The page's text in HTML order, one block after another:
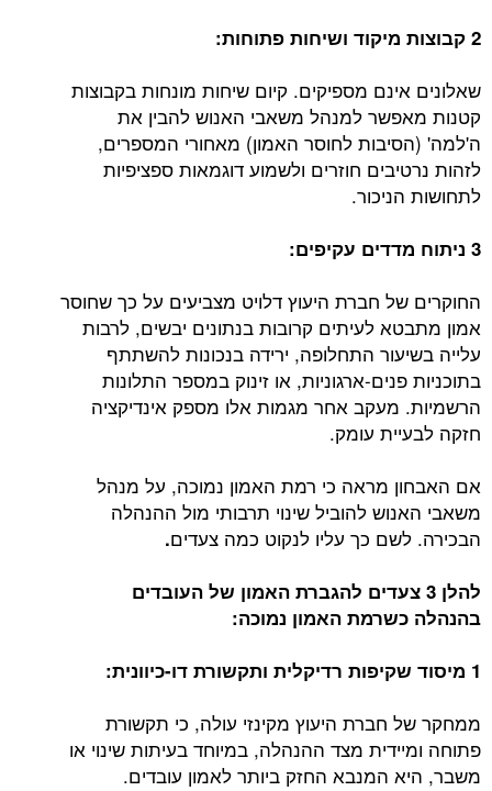
2 קבוצות מיקוד ושיחות פתוחות:
שאלונים אינם מספיקים. קיום שיחות מונחות בקבוצות
קטנות מאפשר למנהל משאבי האנוש להבין את
ה'למה' (הסיבות לחוסר האמון) מאחורי המספרים,
לזהות נרטיבים חוזרים ולשמוע דוגמאות ספציפיות
לתחושות הניכור.
3 ניתוח מדדים עקיפים:
החוקרים של חברת היעוץ דלויט מצביעים על כך שחוסר
אמון מתבטא לעיתים קרובות בנתונים יבשים, לרבות
עלייה בשיעור התחלופה, ירידה בנכונות להשתתף
בתוכניות פנים-ארגוניות, או זינוק במספר התלונות
הרשמיות. מעקב אחר מגמות אלו מספק אינדיקציה
חזקה לבעיית עומק.
אם האבחון מראה כי רמת האמון נמוכה, על מנהל
משאבי האנוש להוביל שינוי תרבותי מול ההנהלה
הבכירה. לשם כך עליו לנקוט כמה צעדים.
להלן 3 צעדים להגברת האמון של העובדים
בהנהלה כשרמת האמון נמוכה:
1 מיסוד שקיפות רדיקלית ותקשורת דו-כיוונית:
ממחקר של חברת היעוץ מקינזי עולה, כי תקשורת
פתוחה ומיידית מצד ההנהלה, במיוחד בעיתות שינוי או
משבר, היא המנבא החזק ביותר לאמון עובדים.